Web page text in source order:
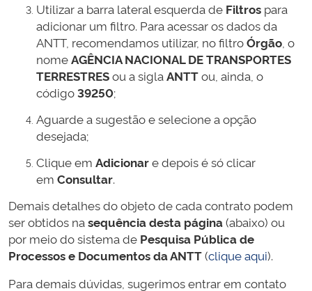
Utilizar a barra lateral esquerda de Filtros para
adicionar um filtro. Para acessar os dados da
ANTT, recomendamos utilizar, no filtroÓrgão , o
nomeAGÊNCIA NACIONAL DE TRANSPORTES
TERRESTRESou a siglaANTTou, ainda, o
código39250;
Aguarde a sugestão e selecione a opção
desejada;
Clique em Adicionare depois é só clicar
em Consultar.
Demais detalhes do objeto de cada contrato podem
ser obtidos nasequência desta página(abaixo) ou
por meio do sistema de Pesquisa Pública de
Processos e Documentos da ANTT(clique aqui).
Para demais dúvidas, sugerimos entrar em contato